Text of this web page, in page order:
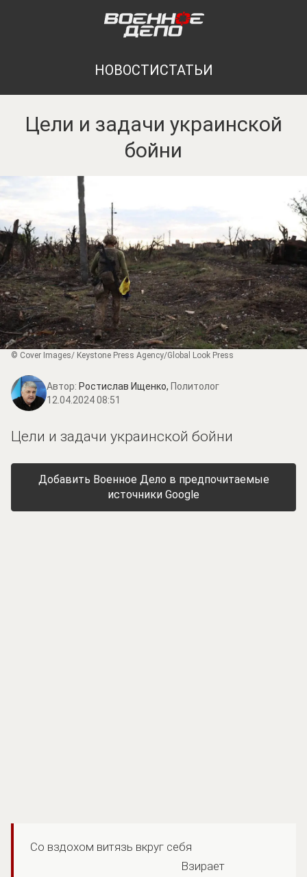
НОВОСТИСТАТЬИ
Цели и задачи украинской
бойни
© Cover Images/ Keystone Press Agency/Global Look Press
Автор: Ростислав Ищенко, Политолог
12.04.2024 08:51
Цели и задачи украинской бойни
Добавить Военное Дело в предпочитаемые
источники Google
Со вздохом витязь вкруг себя
Взирает